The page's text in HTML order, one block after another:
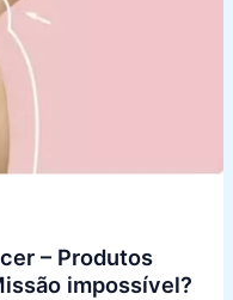
– Produtos
impossível?